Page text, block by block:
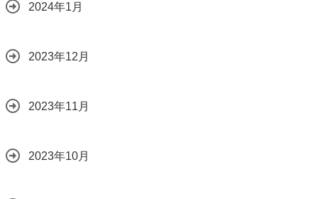
2024年1月
2023年12月
2023年11月
2023年10月